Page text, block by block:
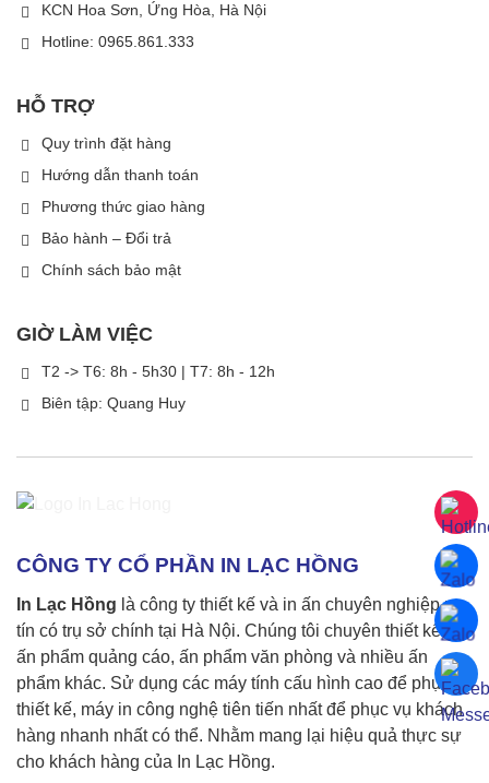
KCN Hoa Sơn, Ứng Hòa, Hà Nội
Hotline: 0965.861.333
HỖ TRỢ
Quy trình đặt hàng
Hướng dẫn thanh toán
Phương thức giao hàng
Bảo hành – Đổi trả
Chính sách bảo mật
GIỜ LÀM VIỆC
T2 -> T6: 8h - 5h30 | T7: 8h - 12h
Biên tập: Quang Huy
CÔNG TY CỔ PHẦN IN LẠC HỒNG
In Lạc Hồng là công ty thiết kế và in ấn chuyên nghiệp uy
tín có trụ sở chính tại Hà Nội. Chúng tôi chuyên thiết kế các
ấn phẩm quảng cáo, ấn phẩm văn phòng và nhiều ấn
phẩm khác. Sử dụng các máy tính cấu hình cao để phục vụ
thiết kế, máy in công nghệ tiên tiến nhất để phục vụ khách
hàng nhanh nhất có thể. Nhằm mang lại hiệu quả thực sự
cho khách hàng của In Lạc Hồng.